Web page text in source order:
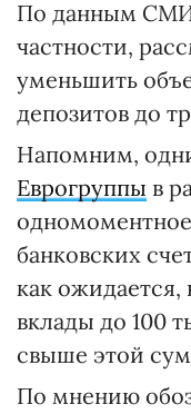
По данным СМИ,
частности,
уменьшить
депозитов до
Напомним,
Еврогруппы в
банковских
как ожидается,
вклады до 100
свыше этой
По мнению